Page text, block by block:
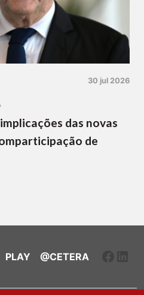
30 jul 2026
das novas
de
PLAY @CETERA